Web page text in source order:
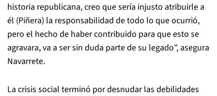
historia republicana, creo que sería injusto atribuirle a
él (Piñera) la responsabilidad de todo lo que ocurrió,
pero el hecho de haber contribuido para que esto se
agravara, va a ser sin duda parte de su legado”, asegura
Navarrete.
La crisis social terminó por desnudar las debilidades